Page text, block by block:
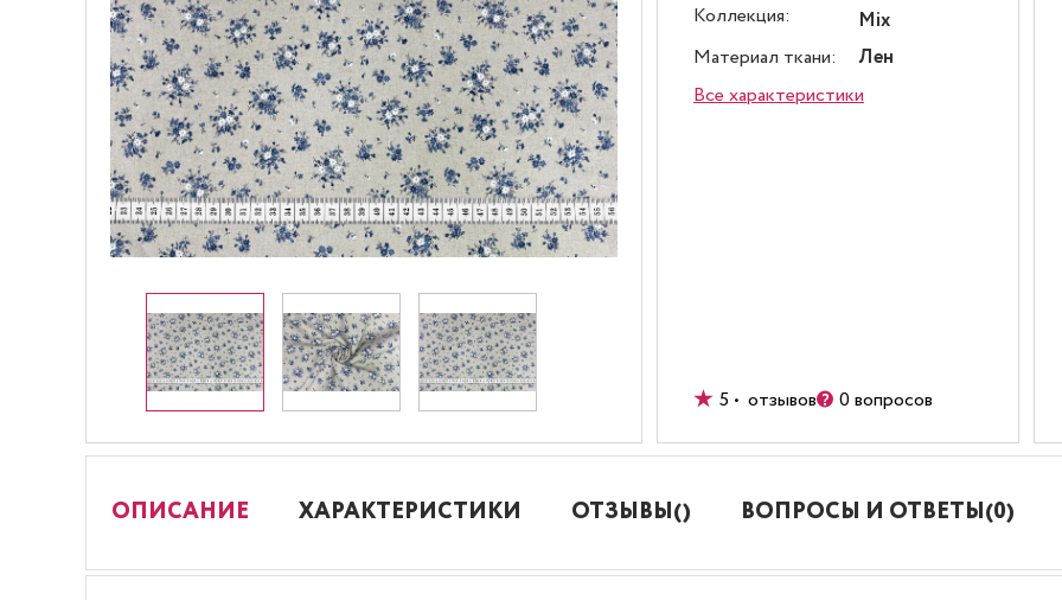
Коллекция:
Mix
Материал ткани:
Лен
Все характеристики
5 • отзывов 0 вопросов
ОПИСАНИЕ ХАРАКТЕРИСТИКИ ОТЗЫВЫ() ВОПРОСЫ И ОТВЕТЫ(0)